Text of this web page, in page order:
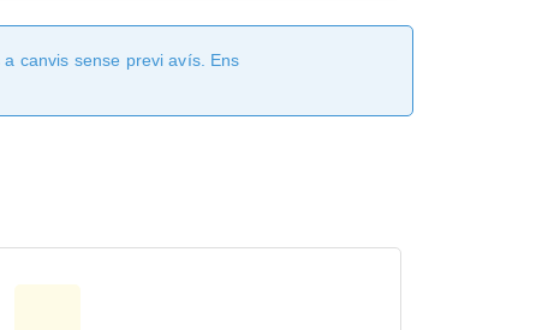
canvis sense previ avís. Ens